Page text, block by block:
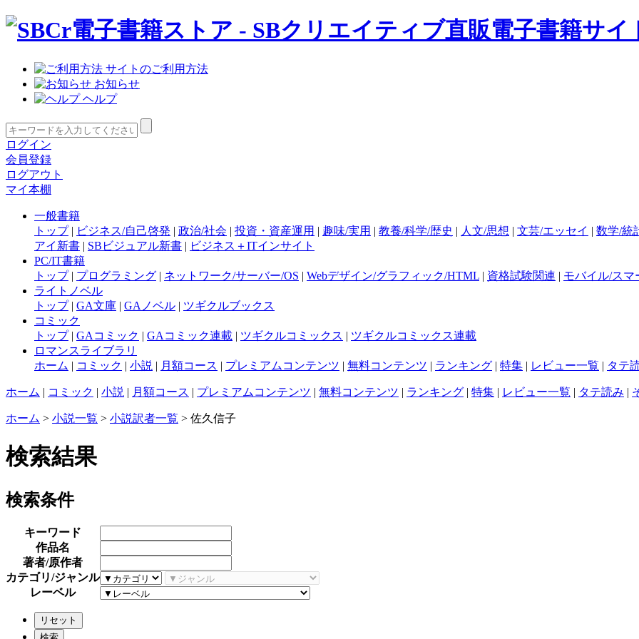
サイトのご利用方法
お知らせ
ヘルプ
ログイン
会員登録
ログアウト
マイ本棚
一般書籍
トップ| ビジネス/自己啓発 | 政治/社会 | 投資・資産運用 | 趣味/実用 | 教養/科学/歴史 | 人文/思想 | 文芸/エッセイ | 数学/統
アイ新書 | SBビジュアル新書 | ビジネス＋ITインサイト
PC/IT書籍
トップ| プログラミング | ネットワーク/サーバー/OS | Webデザイン/グラフィック/HTML | 資格試験関連 | モバイル/スマ
ライトノベル
トップ| GA文庫 | GAノベル | ツギクルブックス
コミック
トップ| GAコミック | GAコミック連載 | ツギクルコミックス | ツギクルコミックス連載
ロマンスライブラリ
ホーム | コミック | 小説 | 月額コース | プレミアムコンテンツ | 無料コンテンツ | ランキング | 特集 | レビュー一覧 | タテ
ホーム | コミック | 小説 | 月額コース | プレミアムコンテンツ | 無料コンテンツ | ランキング | 特集 | レビュー一覧 | タテ読み |
ホーム > 小説一覧 > 小説訳者一覧 > 佐久信子
検索結果
検索条件
キーワード
作品名
著者/原作者
カテゴリ/ジャンル
レーベル